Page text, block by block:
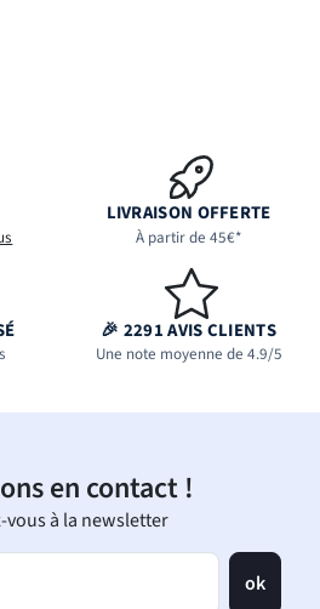
LIVRAISON OFFERTE
À partir de 45€*
🎉 2291 AVIS CLIENTS
Une note moyenne de 4.9/5
en contact !
vous à la newsletter
ok